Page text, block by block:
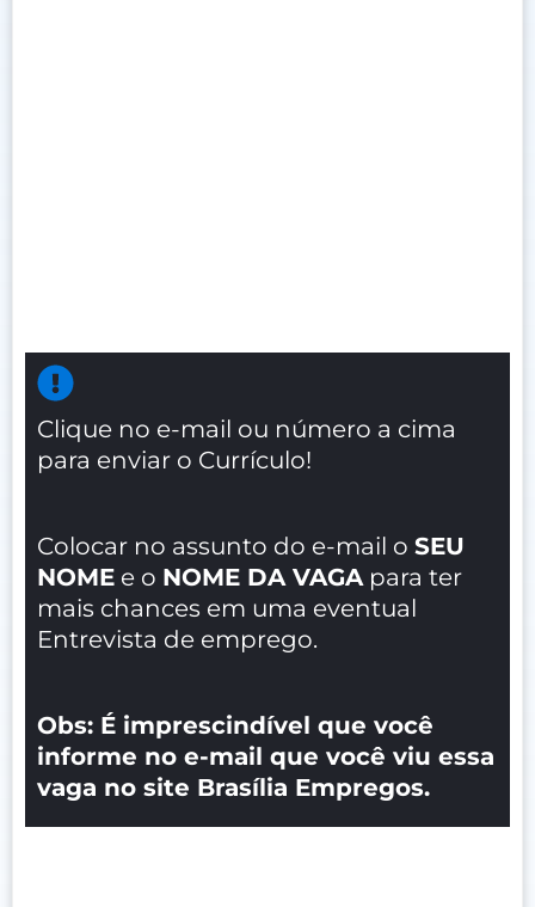
Clique no e-mail ou número a cima
para enviar o Currículo!
Colocar no assunto do e-mail o SEU
NOME e o NOME DA VAGA para ter
mais chances em uma eventual
Entrevista de emprego.
Obs: É imprescindível que você
informe no e-mail que você viu essa
vaga no site Brasília Empregos.